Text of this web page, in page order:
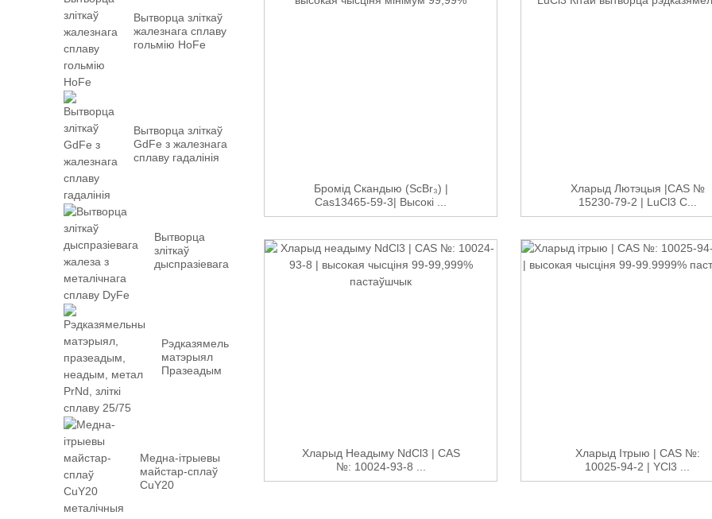
Вытворца зліткаў
жалезнага сплаву
гольмію HoFe
Вытворца зліткаў
GdFe з жалезнага
сплаву гадалінія
Вытворца
зліткаў
дыспразіевага
Рэдказямельны
матэрыял
Празеадым
Медна-ітрыевы
майстар-сплаў
CuY20
Бромід Скандыю (ScBr₃) |
Cas13465-59-3| Высокі ...
Хларыд Лютэцыя |CAS №
15230-79-2 | LuCl3 C...
Хларыд Неадыму NdCl3 | CAS
№: 10024-93-8 ...
Хларыд Ітрыю | CAS №:
10025-94-2 | YCl3 ...